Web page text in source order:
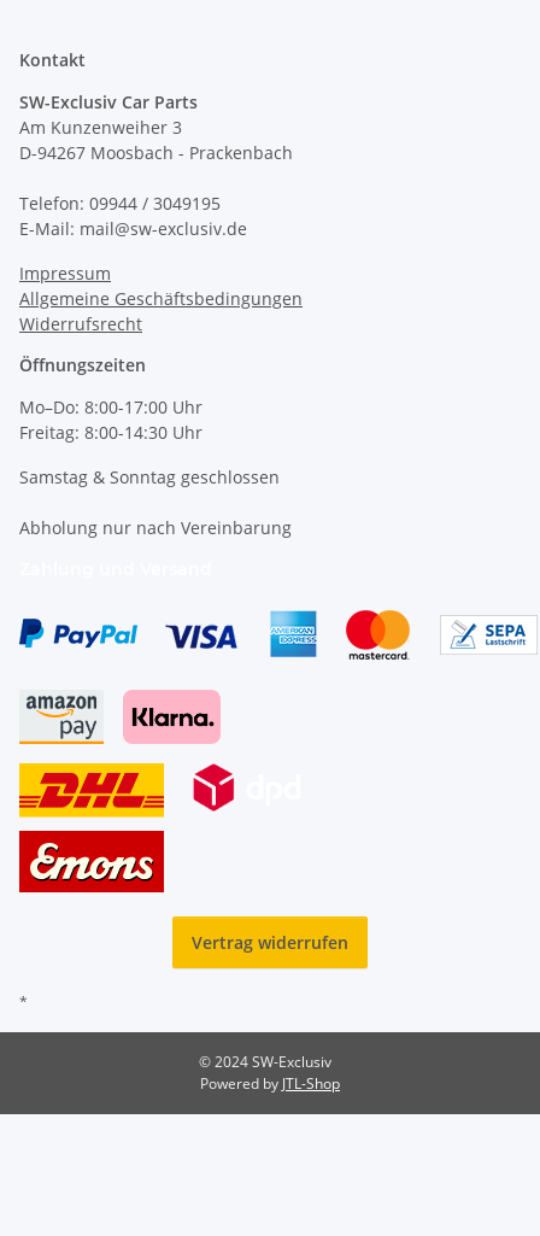
Kontakt
SW-Exclusiv Car Parts
Am Kunzenweiher 3
D-94267 Moosbach - Prackenbach
Telefon: 09944 / 3049195
E-Mail: mail@sw-exclusiv.de
Impressum
Allgemeine Geschäftsbedingungen
Widerrufsrecht
Öffnungszeiten
Mo–Do: 8:00-17:00 Uhr
Freitag: 8:00-14:30 Uhr
Samstag & Sonntag geschlossen
Abholung nur nach Vereinbarung
Vertrag widerrufen
*
© 2024 SW-Exclusiv
Powered by JTL-Shop